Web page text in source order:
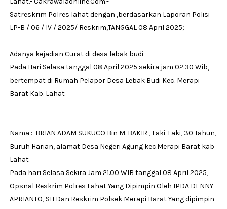
Satreskrim Polres lahat dengan ,berdasarkan Laporan Polisi
LP-B / 06 / IV / 2025/ Reskrim,TANGGAL 08 April 2025;
Adanya kejadian Curat di desa lebak budi
Pada Hari Selasa tanggal 08 April 2025 sekira jam 02.30 Wib,
bertempat di Rumah Pelapor Desa Lebak Budi Kec. Merapi
Barat Kab. Lahat
Nama : BRIAN ADAM SUKUCO Bin M. BAKIR , Laki-Laki, 30 Tahun,
Buruh Harian, alamat Desa Negeri Agung kec.Merapi Barat kab
Lahat
Pada hari Selasa Sekira Jam 21.00 WIB tanggal 08 April 2025,
Opsnal Reskrim Polres Lahat Yang Dipimpin Oleh IPDA DENNY
APRIANTO, SH Dan Reskrim Polsek Merapi Barat Yang dipimpin